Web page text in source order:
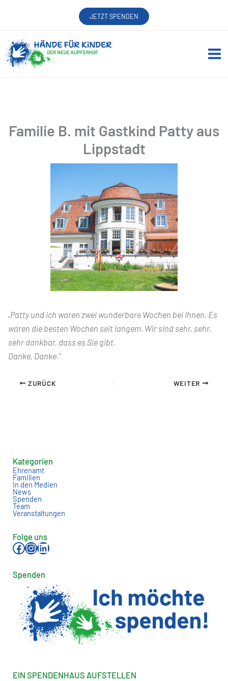
JETZT SPENDEN
Familie B. mit Gastkind Patty aus
Lippstadt
„Patty und ich waren zwei wunderbare Wochen bei Ihnen. Es
waren die besten Wochen seit langem. Wir sind sehr, sehr,
sehr dankbar, dass es Sie gibt.
Danke, Danke.“
ZURÜCK WEITER
Kategorien
Ehrenamt
Familien
In den Medien
News
Spenden
Team
Veranstaltungen
Folge uns
Facebook InstagramLinkedIn
Spenden
EIN SPENDENHAUS AUFSTELLEN